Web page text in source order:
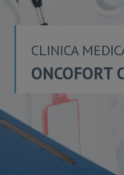
CLINICA
ONCOFORT